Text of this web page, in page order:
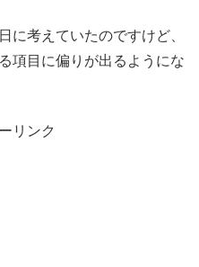
に考えていたのですけど、
項目に偏りが出るようにな
リンク